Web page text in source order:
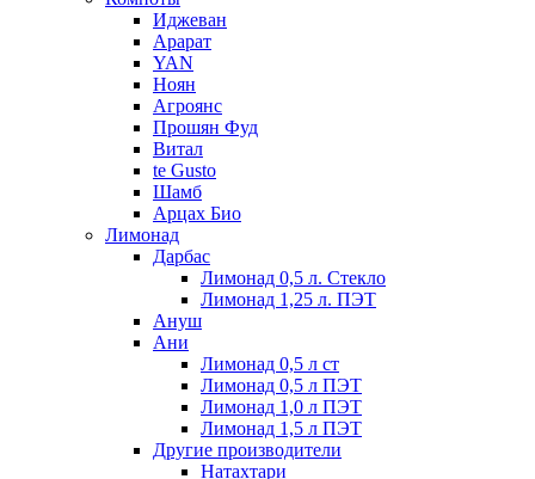
Иджеван
Арарат
YAN
Ноян
Агроянс
Прошян Фуд
Витал
te Gusto
Шамб
Арцах Био
Лимонад
Дарбас
Лимонад 0,5 л. Стекло
Лимонад 1,25 л. ПЭТ
Ануш
Ани
Лимонад 0,5 л ст
Лимонад 0,5 л ПЭТ
Лимонад 1,0 л ПЭТ
Лимонад 1,5 л ПЭТ
Другие производители
Натахтари